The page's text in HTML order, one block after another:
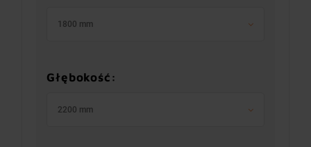
1800 mm
Głębokość:
2200 mm